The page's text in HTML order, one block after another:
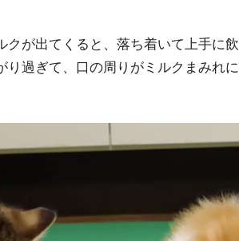
が出てくると、落ち着いて上手に飲
過ぎて、口の周りがミルクまみれ